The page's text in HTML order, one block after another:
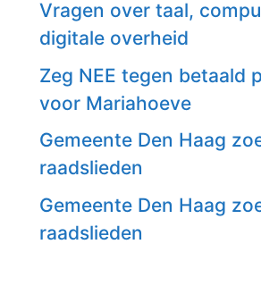
Vragen over taal,
digitale overheid
Zeg NEE tegen betaald
voor Mariahoeve
Gemeente Den Haag
raadslieden
Gemeente Den Haag
raadslieden